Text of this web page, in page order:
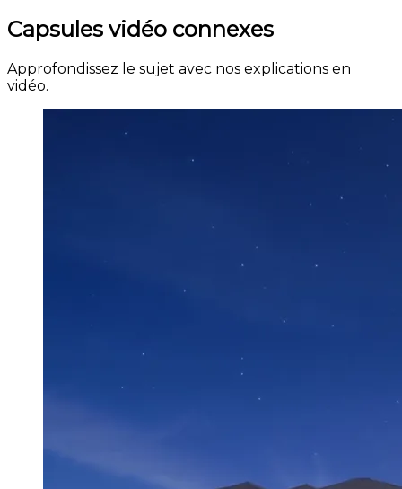
Capsules vidéo connexes
Approfondissez le sujet avec nos explications en
vidéo.